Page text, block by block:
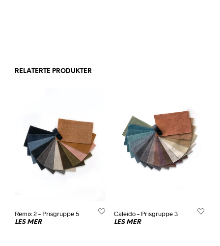
RELATERTE PRODUKTER
Remix 2 – Prisgruppe 5
LES MER
Caleido – Prisgruppe 3
LES MER